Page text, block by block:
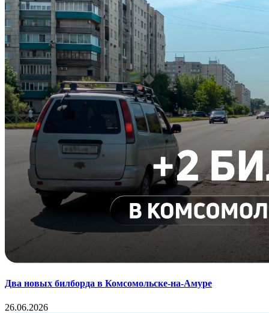
Два новых билборда в Комсомольске-на-Амуре
26.06.2026